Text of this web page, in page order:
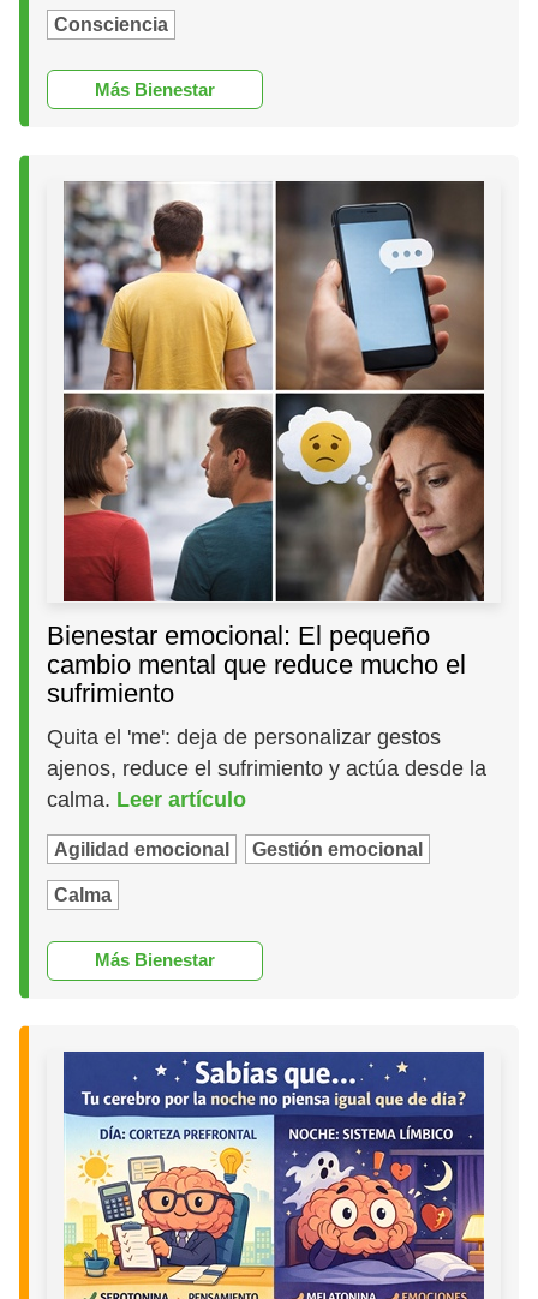
Consciencia
Más Bienestar
Bienestar emocional: El pequeño
cambio mental que reduce mucho el
sufrimiento
Quita el 'me': deja de personalizar gestos
ajenos, reduce el sufrimiento y actúa desde la
calma. Leer artículo
Agilidad emocional Gestión emocional
Calma
Más Bienestar